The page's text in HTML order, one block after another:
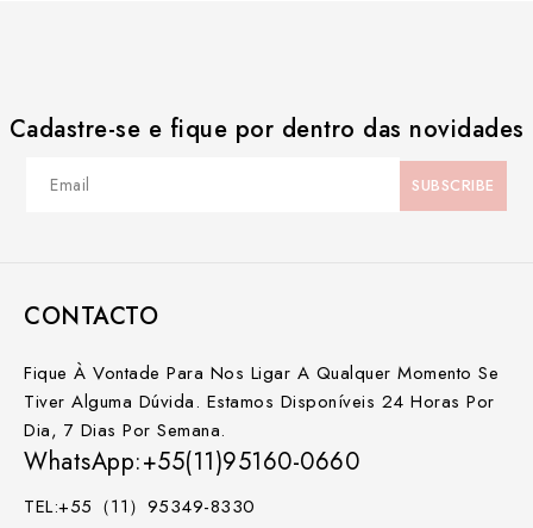
Cadastre-se e fique por dentro das novidades
CONTACTO
Fique À Vontade Para Nos Ligar A Qualquer Momento Se
Tiver Alguma Dúvida. Estamos Disponíveis 24 Horas Por
Dia, 7 Dias Por Semana.
WhatsApp:+55(11)95160-0660
TEL:+55（11）95349-8330